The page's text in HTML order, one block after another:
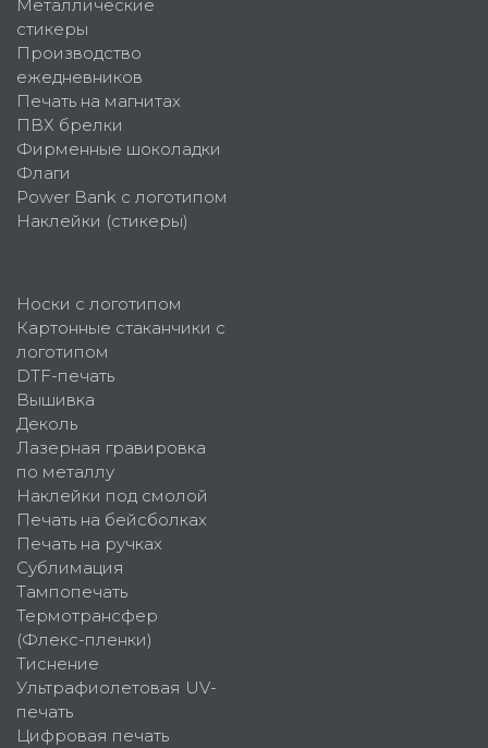
Металлические
стикеры
Производство
ежедневников
Печать на магнитах
ПВХ брелки
Фирменные шоколадки
Флаги
Power Bank с логотипом
Наклейки (стикеры)
Носки с логотипом
Картонные стаканчики с
логотипом
DTF-печать
Вышивка
Деколь
Лазерная гравировка
по металлу
Наклейки под смолой
Печать на бейсболках
Печать на ручках
Сублимация
Тампопечать
Термотрансфер
(Флекс-пленки)
Тиснение
Ультрафиолетовая UV-
печать
Цифровая печать